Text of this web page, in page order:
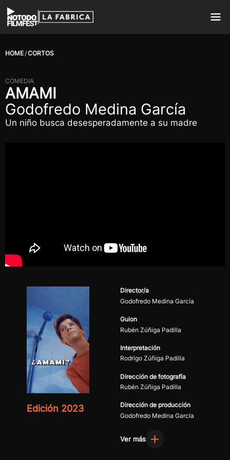
HOME CORTOS
COMEDIA
AMAMI
Godofredo Medina García
Un niño busca desesperadamente a su madre
Edición 2023
Director/a
Godofredo Medina García
Guion
Rubén Zúñiga Padilla
Interpretación
Rodrigo Zúñiga Padilla
Dirección de fotografía
Rubén Zúñiga Padilla
Dirección de producción
Godofredo Medina García
Ver más